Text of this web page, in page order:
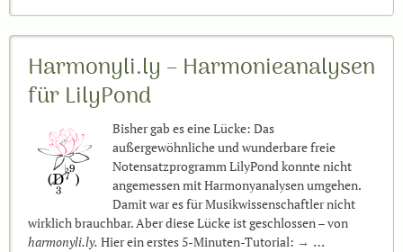
Harmonyli.ly – Harmonieanalysen
für LilyPond
Bisher gab es eine Lücke: Das
außergewöhnliche und wunderbare freie
Notensatzprogramm LilyPond konnte nicht
angemessen mit Harmonyanalysen umgehen.
Damit war es für Musikwissenschaftler nicht
wirklich brauchbar. Aber diese Lücke ist geschlossen – von
harmonyli.ly. Hier ein erstes 5-Minuten-Tutorial: → …